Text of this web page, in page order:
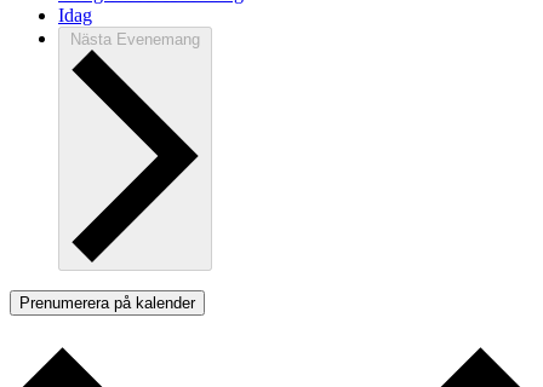
Idag
Nästa Evenemang
Prenumerera på kalender